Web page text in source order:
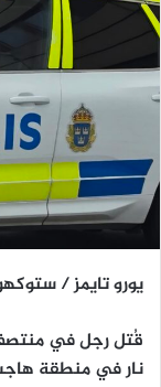
يورو تايمز /
قُتل رجل في منتصف
نار في منطقة